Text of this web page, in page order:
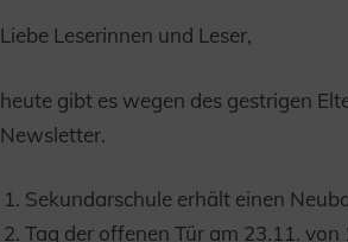
Liebe Leserinnen und Leser,
heute gibt es wegen des gestrigen
Newsletter.
Sekundarschule erhält einen
Tag der offenen Tür am 23.11. von